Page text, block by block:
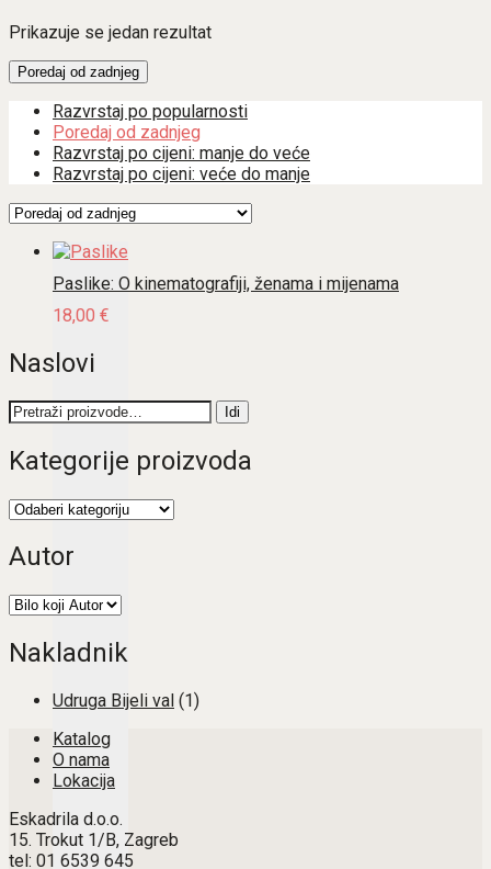
Prikazuje se jedan rezultat
Poredaj od zadnjeg
Razvrstaj po popularnosti
Poredaj od zadnjeg
Razvrstaj po cijeni: manje do veće
Razvrstaj po cijeni: veće do manje
Paslike: O kinematografiji, ženama i mijenama
18,00 €
Naslovi
Pretraži: Idi
Kategorije proizvoda
Autor
Nakladnik
Udruga Bijeli val (1)
Katalog
O nama
Lokacija
Eskadrila d.o.o.
15. Trokut 1/B, Zagreb
tel: 01 6539 645